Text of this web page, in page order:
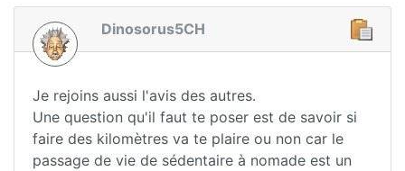
Dinosorus5CH
Je rejoins aussi l'avis des autres.
Une question qu'il faut te poser est de savoir si
faire des kilomètres va te plaire ou non car le
passage de vie de sédentaire à nomade est un